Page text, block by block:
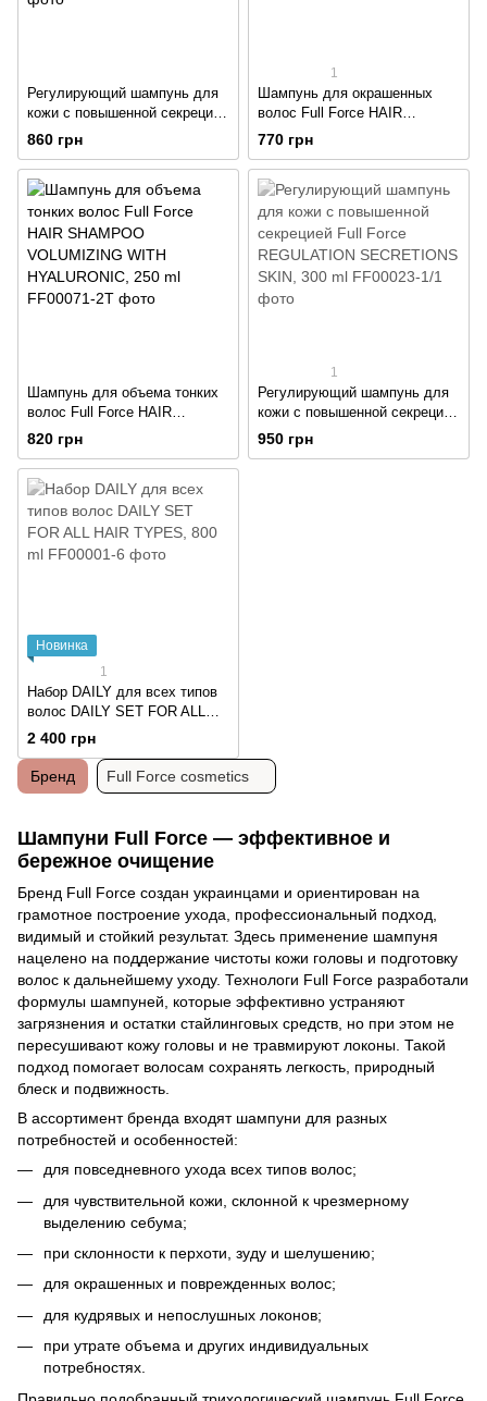
Регулирующий шампунь для
кожи с повышенной секрецией
Full Force REGULATION
SECRETIONS SKIN, 250 ml
860 грн
1
Шампунь для окрашенных
волос Full Force HAIR
SHAMPOO COLOR DEFENSE,
250 ml
770 грн
Шампунь для объема тонких
волос Full Force HAIR
SHAMPOO VOLUMIZING
WITH HYALURONIC, 250 ml
820 грн
1
Регулирующий шампунь для
кожи с повышенной секрецией
Full Force REGULATION
SECRETIONS SKIN, 300 ml
950 грн
Новинка
1
Набор DAILY для всех типов
волос DAILY SET FOR ALL
HAIR TYPES, 800 ml
2 400 грн
Шампуни Full Force — эффективное и
бережное очищение
Бренд Full Force создан украинцами и ориентирован на
грамотное построение ухода, профессиональный подход,
видимый и стойкий результат. Здесь применение шампуня
нацелено на поддержание чистоты кожи головы и подготовку
волос к дальнейшему уходу. Технологи Full Force разработали
формулы шампуней, которые эффективно устраняют
загрязнения и остатки стайлинговых средств, но при этом не
пересушивают кожу головы и не травмируют локоны. Такой
подход помогает волосам сохранять легкость, природный
блеск и подвижность.
В ассортимент бренда входят шампуни для разных
потребностей и особенностей:
для повседневного ухода всех типов волос;
для чувствительной кожи, склонной к чрезмерному
выделению себума;
при склонности к перхоти, зуду и шелушению;
для окрашенных и поврежденных волос;
для кудрявых и непослушных локонов;
при утрате объема и других индивидуальных
потребностях.
Бренд Full Force cosmetics